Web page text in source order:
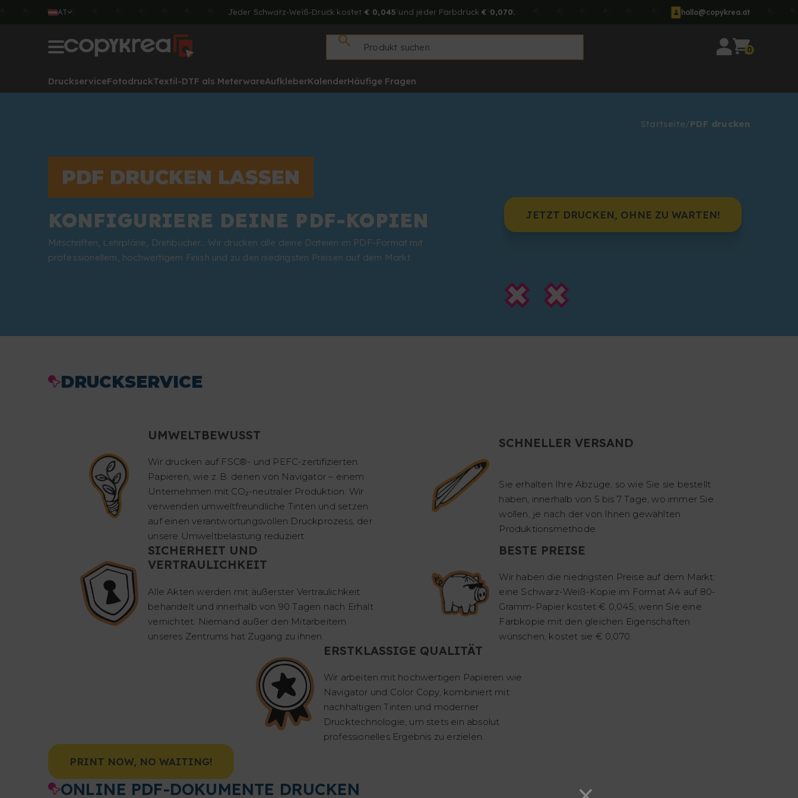
AT Jeder Schwarz-Weiß-Druck kostet € 0,045 und jeder Farbdruck€ 0,070. hallo@copykrea.at
0
DruckserviceFotodruckTextil-DTF als MeterwareAufkleberKalenderHäufige Fragen
Startseite PDF drucken
PDF DRUCKEN LASSEN
KONFIGURIERE DEINE PDF-KOPIEN
Mitschriften, Lehrpläne, Drehbücher... Wir drucken alle deine Dateien im PDF-Format mit
professionellem, hochwertigem Finish und zu den niedrigsten Preisen auf dem Markt.
JETZT DRUCKEN, OHNE ZU WARTEN!
DRUCKSERVICE
UMWELTBEWUSST
Wir drucken auf FSC®- und PEFC-zertifizierten
Papieren, wie z. B. denen von Navigator – einem
Unternehmen mit CO₂-neutraler Produktion. Wir
verwenden umweltfreundliche Tinten und setzen
auf einen verantwortungsvollen Druckprozess, der
unsere Umweltbelastung reduziert.
SCHNELLER VERSAND
Sie erhalten Ihre Abzüge, so wie Sie sie bestellt
haben, innerhalb von 5 bis 7 Tage, wo immer Sie
wollen, je nach der von Ihnen gewählten
Produktionsmethode.
SICHERHEIT UND
VERTRAULICHKEIT
Alle Akten werden mit äußerster Vertraulichkeit
behandelt und innerhalb von 90 Tagen nach Erhalt
vernichtet. Niemand außer den Mitarbeitern
unseres Zentrums hat Zugang zu ihnen.
BESTE PREISE
Wir haben die niedrigsten Preise auf dem Markt:
eine Schwarz-Weiß-Kopie im Format A4 auf 80-
Gramm-Papier kostet € 0,045; wenn Sie eine
Farbkopie mit den gleichen Eigenschaften
wünschen, kostet sie € 0,070.
ERSTKLASSIGE QUALITÄT
Wir arbeiten mit hochwertigen Papieren wie
Navigator und Color Copy, kombiniert mit
nachhaltigen Tinten und moderner
Drucktechnologie, um stets ein absolut
professionelles Ergebnis zu erzielen.
PRINT NOW, NO WAITING!
ONLINE PDF-DOKUMENTE DRUCKEN